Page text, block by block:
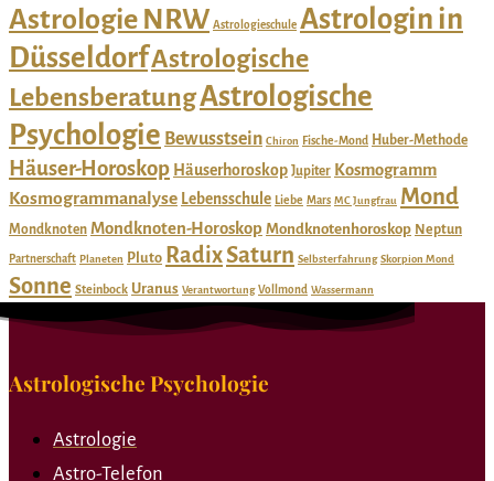
Astrologie NRW Astrologieschule Astrologin in
DüsseldorfAstrologische
LebensberatungAstrologische
Psychologie Bewusstsein Chiron Fische-Mond Huber-Methode
Häuser-Horoskop Häuserhoroskop Jupiter Kosmogramm
Kosmogrammanalyse Lebensschule Liebe Mars MC Jungfrau Mond
Mondknoten Mondknoten-Horoskop Mondknotenhoroskop Neptun
Partnerschaft Planeten Pluto RadixSaturn Selbsterfahrung Skorpion Mond
Sonne Steinbock Uranus Verantwortung Vollmond Wassermann
Astrologische Psychologie
Astrologie
Astro-Telefon